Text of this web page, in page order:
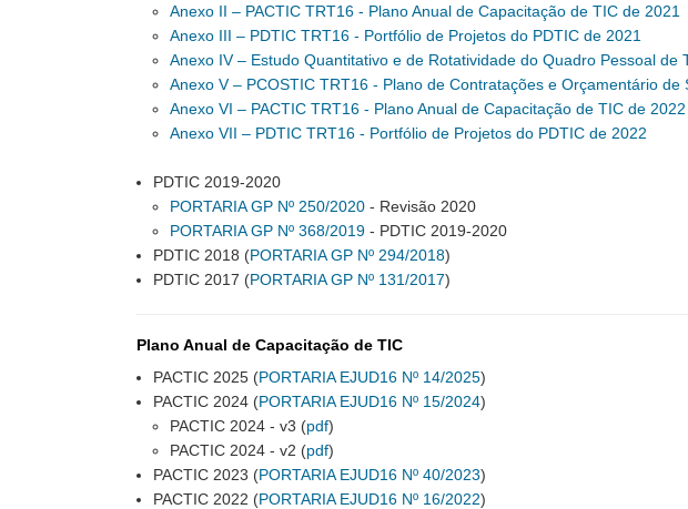
Anexo II – PACTIC TRT16 - Plano Anual de Capacitação de TIC de 2021
Anexo III – PDTIC TRT16 - Portfólio de Projetos do PDTIC de 2021
Anexo IV – Estudo Quantitativo e de Rotatividade do Quadro Pessoal de
Anexo V – PCOSTIC TRT16 - Plano de Contratações e Orçamentário de
Anexo VI – PACTIC TRT16 - Plano Anual de Capacitação de TIC de 2022
Anexo VII – PDTIC TRT16 - Portfólio de Projetos do PDTIC de 2022
PDTIC 2019-2020
PORTARIA GP Nº 250/2020- Revisão 2020
PORTARIA GP Nº 368/2019- PDTIC 2019-2020
PDTIC 2018 (PORTARIA GP Nº 294/2018)
PDTIC 2017 (PORTARIA GP Nº 131/2017)
Plano Anual de Capacitação de TIC
PACTIC 2025 (PORTARIA EJUD16 Nº 14/2025)
PACTIC 2024 (PORTARIA EJUD16 Nº 15/2024)
PACTIC 2024 - v3 (pdf)
PACTIC 2024 - v2 (pdf)
PACTIC 2023 (PORTARIA EJUD16 Nº 40/2023)
PACTIC 2022 (PORTARIA EJUD16 Nº 16/2022)